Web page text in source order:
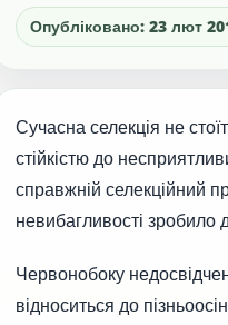
Опубліковано: 23 лют
Сучасна селекція не
стійкістю до
справжній селекційний
невибагливості
Червонобоку
відноситься до